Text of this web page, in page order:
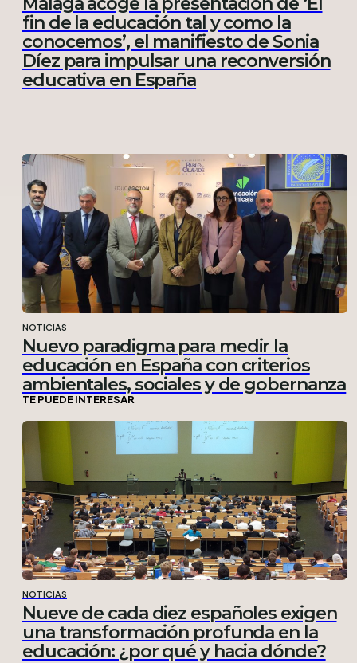
fin de la educación tal y como la
conocemos’, el manifiesto de Sonia
Díez para impulsar una reconversión
educativa en España
NOTICIAS
Nuevo paradigma para medir la
educación en España con criterios
ambientales, sociales y de gobernanza
TE PUEDE INTERESAR
NOTICIAS
Nueve de cada diez españoles exigen
una transformación profunda en la
educación: ¿por qué y hacia dónde?